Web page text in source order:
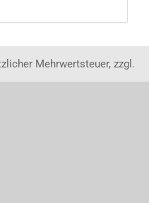
Mehrwertsteuer, zzgl.